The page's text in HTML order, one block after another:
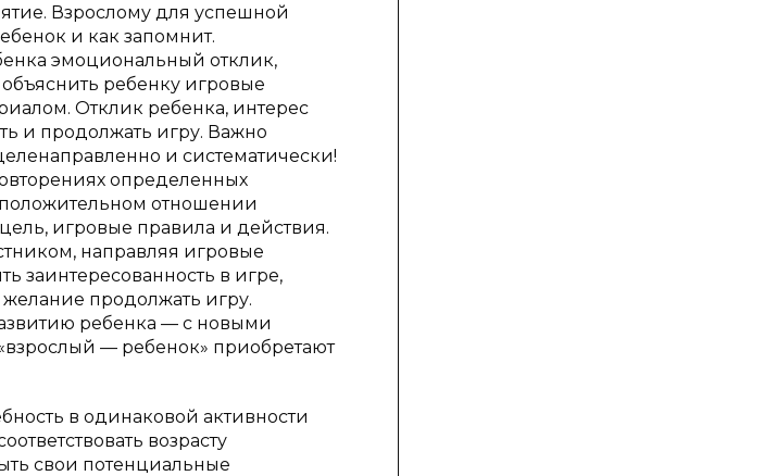
Взрослому для успешной
и как запомнит.
эмоциональный отклик,
ребенку игровые
Отклик ребенка, интерес
и продолжать игру. Важно
и систематически!
определенных
отношении
игровые правила и действия.
направляя игровые
заинтересованность в игре,
продолжать игру.
ребенка — с новыми
— ребенок» приобретают
в одинаковой активности
возрасту
свои потенциальные